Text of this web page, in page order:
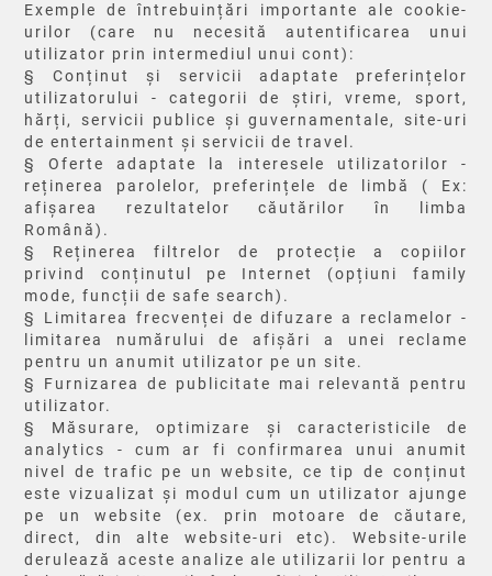
Exemple de întrebuințări importante ale cookie-
urilor (care nu necesită autentificarea unui
utilizator prin intermediul unui cont):
§ Conținut și servicii adaptate preferințelor
utilizatorului - categorii de știri, vreme, sport,
hărți, servicii publice și guvernamentale, site-uri
de entertainment și servicii de travel.
§ Oferte adaptate la interesele utilizatorilor -
reținerea parolelor, preferințele de limbă ( Ex:
afișarea rezultatelor căutărilor în limba
Română).
§ Reținerea filtrelor de protecție a copiilor
privind conținutul pe Internet (opțiuni family
mode, funcții de safe search).
§ Limitarea frecvenței de difuzare a reclamelor -
limitarea numărului de afișări a unei reclame
pentru un anumit utilizator pe un site.
§ Furnizarea de publicitate mai relevantă pentru
utilizator.
§ Măsurare, optimizare și caracteristicile de
analytics - cum ar fi confirmarea unui anumit
nivel de trafic pe un website, ce tip de conținut
este vizualizat și modul cum un utilizator ajunge
pe un website (ex. prin motoare de căutare,
direct, din alte website-uri etc). Website-urile
derulează aceste analize ale utilizarii lor pentru a